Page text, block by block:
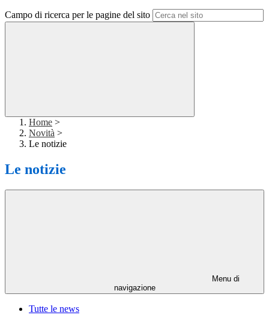
Campo di ricerca per le pagine del sito
Home >
Novità >
Le notizie
Le notizie
Menu di
navigazione
Tutte le news